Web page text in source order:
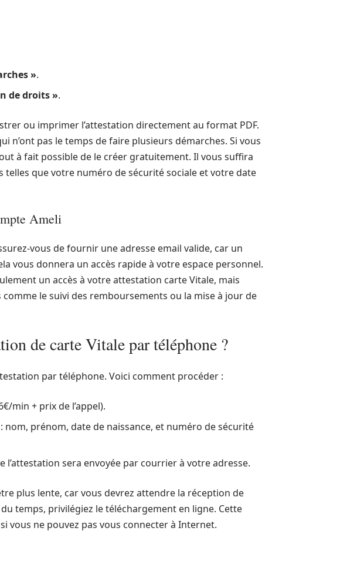
».
de droits ».
ou imprimer l’attestation directement au format PDF.
n’ont pas le temps de faire plusieurs démarches. Si vous
à fait possible de le créer gratuitement. Il vous suffira
que votre numéro de sécurité sociale et votre date
Ameli
vous de fournir une adresse email valide, car un
vous donnera un accès rapide à votre espace personnel.
un accès à votre attestation carte Vitale, mais
le suivi des remboursements ou la mise à jour de
de carte Vitale par téléphone ?
par téléphone. Voici comment procéder :
min + prix de l’appel).
prénom, date de naissance, et numéro de sécurité
sera envoyée par courrier à votre adresse.
plus lente, car vous devrez attendre la réception de
temps, privilégiez le téléchargement en ligne. Cette
vous ne pouvez pas vous connecter à Internet.